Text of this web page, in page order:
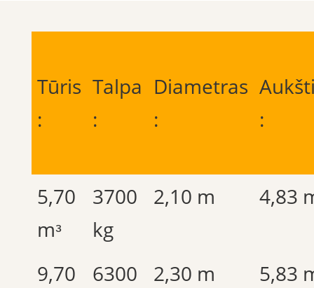
Tūris
:
Talpa
:
Diametras
:
:
5,70
mᵌ
3700
kg
2,10 m 4,83
9,70
6300
2,30 m 5,83